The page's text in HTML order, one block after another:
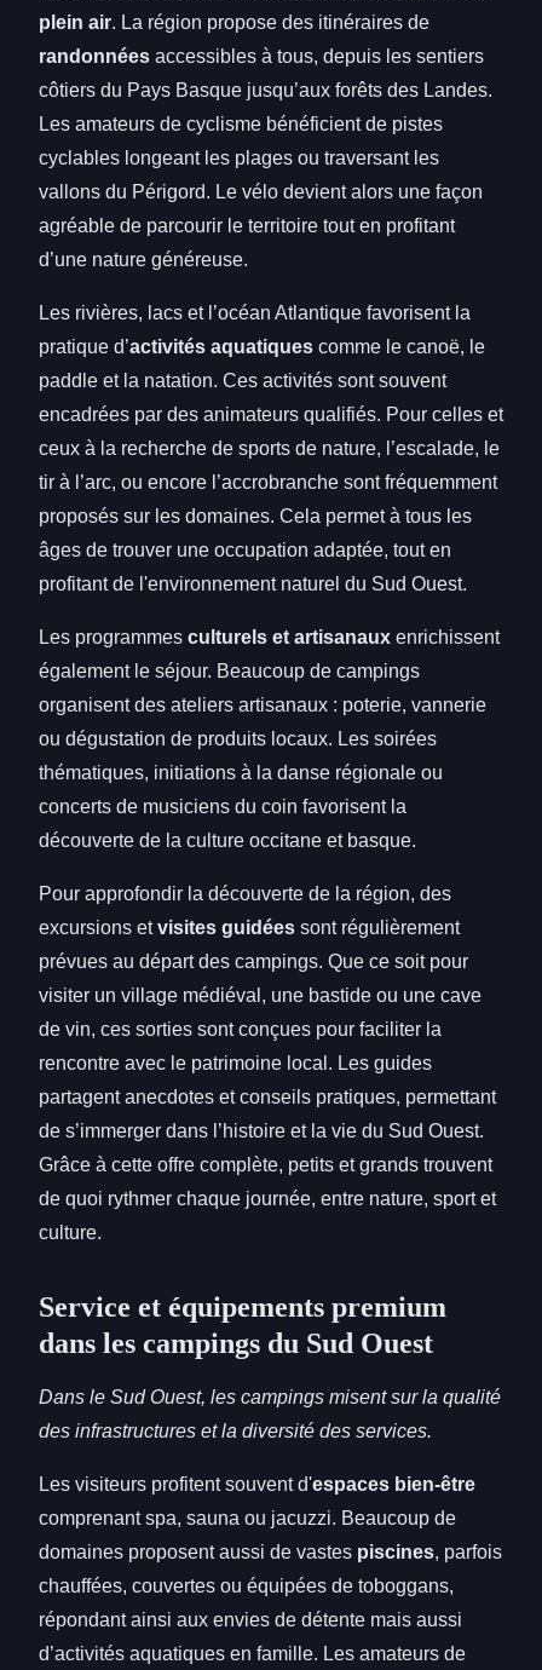
plein air. La région propose des itinéraires de
randonnées accessibles à tous, depuis les sentiers
côtiers du Pays Basque jusqu’aux forêts des Landes.
Les amateurs de cyclisme bénéficient de pistes
cyclables longeant les plages ou traversant les
vallons du Périgord. Le vélo devient alors une façon
agréable de parcourir le territoire tout en profitant
d’une nature généreuse.
Les rivières, lacs et l’océan Atlantique favorisent la
pratique d’activités aquatiques comme le canoë, le
paddle et la natation. Ces activités sont souvent
encadrées par des animateurs qualifiés. Pour celles et
ceux à la recherche de sports de nature, l’escalade, le
tir à l’arc, ou encore l’accrobranche sont fréquemment
proposés sur les domaines. Cela permet à tous les
âges de trouver une occupation adaptée, tout en
profitant de l'environnement naturel du Sud Ouest.
Les programmes culturels et artisanaux enrichissent
également le séjour. Beaucoup de campings
organisent des ateliers artisanaux : poterie, vannerie
ou dégustation de produits locaux. Les soirées
thématiques, initiations à la danse régionale ou
concerts de musiciens du coin favorisent la
découverte de la culture occitane et basque.
Pour approfondir la découverte de la région, des
excursions etvisites guidées sont régulièrement
prévues au départ des campings. Que ce soit pour
visiter un village médiéval, une bastide ou une cave
de vin, ces sorties sont conçues pour faciliter la
rencontre avec le patrimoine local. Les guides
partagent anecdotes et conseils pratiques, permettant
de s’immerger dans l’histoire et la vie du Sud Ouest.
Grâce à cette offre complète, petits et grands trouvent
de quoi rythmer chaque journée, entre nature, sport et
culture.
Service et équipements premium
dans les campings du Sud Ouest
Dans le Sud Ouest, les campings misent sur la qualité
des infrastructures et la diversité des services.
Les visiteurs profitent souvent d'espaces bien-être
comprenant spa, sauna ou jacuzzi. Beaucoup de
domaines proposent aussi de vastes piscines, parfois
chauffées, couvertes ou équipées de toboggans,
répondant ainsi aux envies de détente mais aussi
d’activités aquatiques en famille. Les amateurs de